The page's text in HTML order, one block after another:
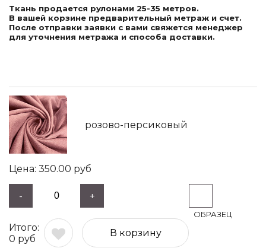
Ткань продается рулонами 25-35 метров.
В вашей корзине предварительный метраж и счет.
После отправки заявки с вами свяжется менеджер
для уточнения метража и способа доставки.
розово-персиковый
350.00 руб
- +
0 руб
В корзину